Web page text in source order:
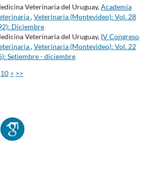
Veterinaria del Uruguay,Academia
,Veterinaria (Montevideo): Vol. 28
Diciembre
Veterinaria del Uruguay, IV Congreso
,Veterinaria (Montevideo): Vol. 22
Setiembre - diciembre
10 > >>